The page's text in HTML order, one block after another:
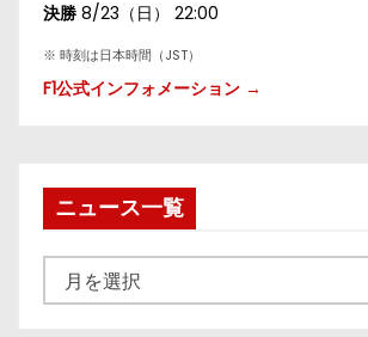
決勝 8/23（日） 22:00
※ 時刻は日本時間（JST）
F1公式インフォメーション →
ニュース一覧
ュ